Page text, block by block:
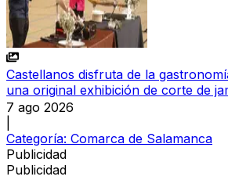
Castellanos disfruta de la
una original exhibición de corte de
7 ago 2026
Categoría: Comarca de Salamanca
Publicidad
Publicidad